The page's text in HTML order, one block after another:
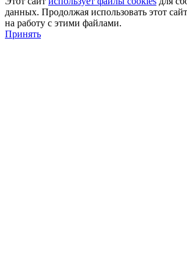
данных. Продолжая использовать этот
на работу с этими файлами.
Принять